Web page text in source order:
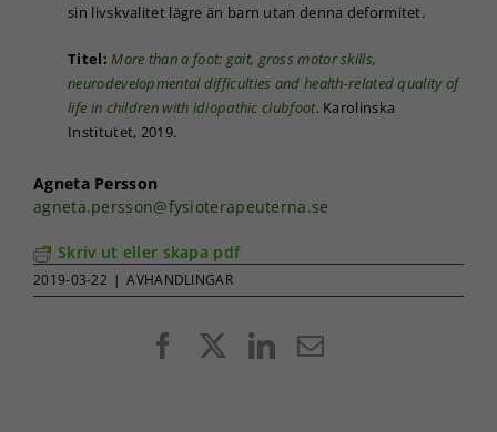
sin livskvalitet lägre än barn utan denna deformitet.
Titel: More than a foot: gait, gross motor skills,
neurodevelopmental difficulties and health-related quality of
life in children with idiopathic clubfoot. Karolinska
Institutet, 2019.
Agneta Persson
agneta.persson@fysioterapeuterna.se
Skriv ut eller skapa pdf
2019-03-22 | AVHANDLINGAR
FacebookLinkedIn
E-